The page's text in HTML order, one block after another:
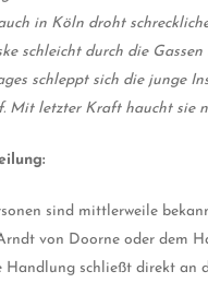
in Köln droht
schleicht durch die
schleppt sich die junge
Mit letzter Kraft haucht sie
sind mittlerweile
von Doorne oder dem
Handlung schließt direkt an